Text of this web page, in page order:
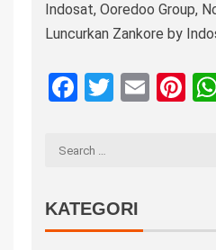
Indosat, Ooredoo Group,
Luncurkan Zankore by
Facebook
Twitter
KATEGORI